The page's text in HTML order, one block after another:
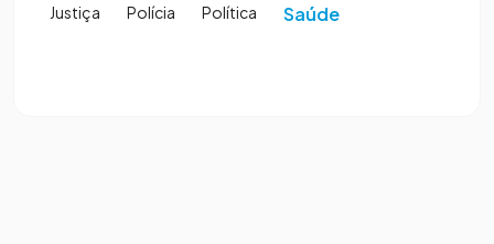
Justiça Polícia Política Saúde